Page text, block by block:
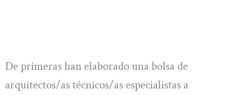
De primeras han elaborado una bolsa de
arquitectos/as técnicos/as especialistas a